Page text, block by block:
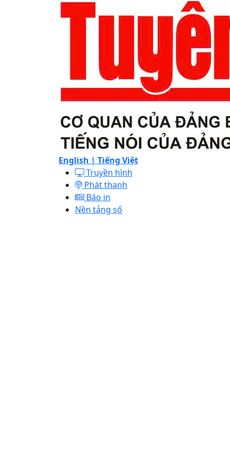
English | Tiếng Việt
Truyền hình
Phát thanh
Báo in
Nền tảng số